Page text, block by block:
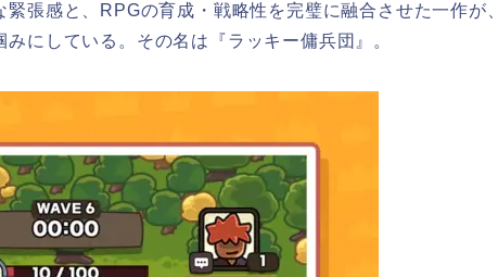
張感と、RPGの育成・戦略性を完璧に融合させた一作が、
にしている。その名は『ラッキー傭兵団』。